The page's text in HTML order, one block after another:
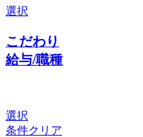
選択
こだわり
給与/職種
選択
条件クリア